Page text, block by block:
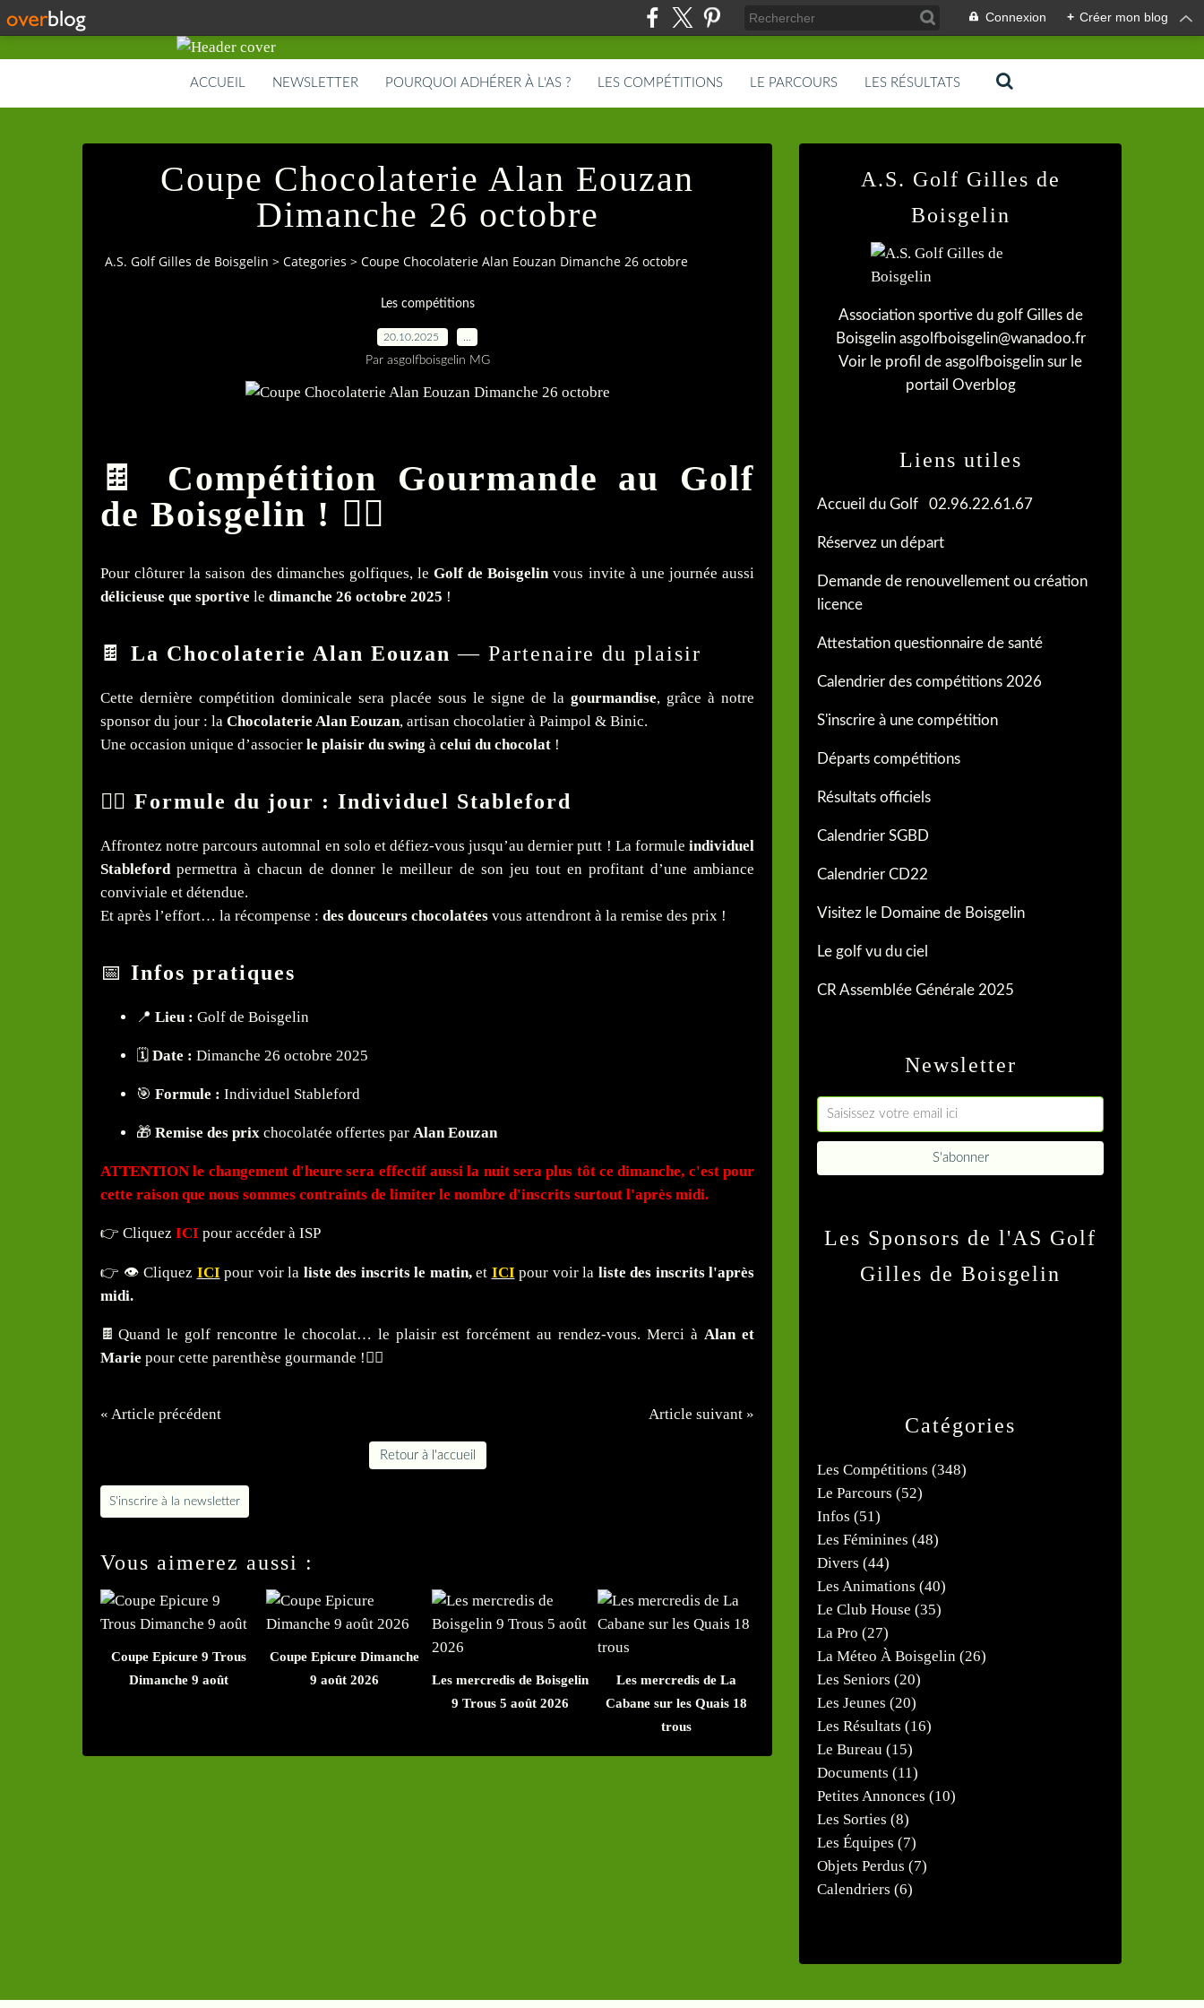
Connexion + Créer mon blog
ACCUEIL NEWSLETTER POURQUOI ADHÉRER À L'AS ? LES COMPÉTITIONS LE PARCOURS LES RÉSULTATS
Coupe Chocolaterie Alan Eouzan
Dimanche 26 octobre
A.S. Golf Gilles de Boisgelin > Categories > Coupe Chocolaterie Alan Eouzan Dimanche 26 octobre
Les compétitions
20.10.2025
Par asgolfboisgelin MG
🍫 Compétition Gourmande au Golf
de Boisgelin ! 🏌️‍♀️
Pour clôturer la saison des dimanches golfiques, le Golf de Boisgelinvous invite à une journée aussi
délicieuse que sportive le dimanche 26 octobre 2025 !
🍫 La Chocolaterie Alan Eouzan — Partenaire du plaisir
Cette dernière compétition dominicale sera placée sous le signe de la gourmandise, grâce à notre
sponsor du jour : la Chocolaterie Alan Eouzan, artisan chocolatier à Paimpol & Binic.
Une occasion unique d’associer le plaisir du swing à celui du chocolat !
🏌️‍♂️ Formule du jour : Individuel Stableford
Affrontez notre parcours automnal en solo et défiez-vous jusqu’au dernier putt ! La formule individuel
Stablefordpermettra à chacun de donner le meilleur de son jeu tout en profitant d’une ambiance
conviviale et détendue.
Et après l’effort… la récompense : des douceurs chocolatées vous attendront à la remise des prix !
📅 Infos pratiques
📍 Lieu : Golf de Boisgelin
🗓️ Date : Dimanche 26 octobre 2025
🎯 Formule : Individuel Stableford
🎁 Remise des prix chocolatée offertes par Alan Eouzan
ATTENTION le changement d'heure sera effectif aussi la nuit sera plus tôt ce dimanche, c'est pour
cette raison que nous sommes contraints de limiter le nombre d'inscrits surtout l'après midi.
👉 Cliquez ICI pour accéder à ISP
👉 👁️ Cliquez ICI pour voir la liste des inscrits le matin, et ICI pour voir la liste des inscrits l'après
midi.
🍫Quand le golf rencontre le chocolat… le plaisir est forcément au rendez-vous. Merci àAlan et
Marie pour cette parenthèse gourmande !🏌️‍♀️
« Article précédent Article suivant »
Retour à l'accueil
S'inscrire à la newsletter
Vous aimerez aussi :
Coupe Epicure 9 Trous
Dimanche 9 août
Coupe Epicure Dimanche
9 août 2026
Les mercredis de Boisgelin
9 Trous 5 août 2026
Les mercredis de La
Cabane sur les Quais 18
trous
Newsletter
Catégories
Les Compétitions (348)
Le Parcours (52)
Infos (51)
Les Féminines (48)
Divers (44)
Les Animations (40)
Le Club House (35)
La Pro (27)
La Méteo À Boisgelin (26)
Les Seniors (20)
Les Jeunes (20)
Les Résultats (16)
Le Bureau (15)
Documents (11)
Petites Annonces (10)
Les Sorties (8)
Les Équipes (7)
Objets Perdus (7)
Calendriers (6)
A.S. Golf Gilles de
Boisgelin
Association sportive du golf Gilles de
Boisgelin asgolfboisgelin@wanadoo.fr
Voir le profil de asgolfboisgelin sur le
portail Overblog
Liens utiles
Accueil du Golf 02.96.22.61.67
Réservez un départ
Demande de renouvellement ou création
licence
Attestation questionnaire de santé
Calendrier des compétitions 2026
S'inscrire à une compétition
Départs compétitions
Résultats officiels
Calendrier SGBD
Calendrier CD22
Visitez le Domaine de Boisgelin
Le golf vu du ciel
CR Assemblée Générale 2025
Les Sponsors de l'AS Golf
Gilles de Boisgelin